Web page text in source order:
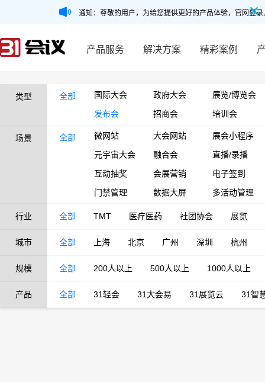
通知：尊敬的用户，为给您提供更好的产品体验，官网登
产品服务 解决方案 精彩案例
类型 全部 国际大会 政府大会
展览/博览会
发布会
招商会 培训会
场景 全部 微网站 大会网站
展会小程序
元宇宙大会
融合会
直播/录播
互动抽奖
会展营销
电子签到
门禁管理
数据大屏 多活动管理
行业 全部 TMT 医疗医药 社团协会 展览
城市 全部 上海 北京 广州 深圳 杭州
规模 全部 200人以上 500人以上 1000人以上
产品 全部 31轻会 31大会易 31展览云 31智